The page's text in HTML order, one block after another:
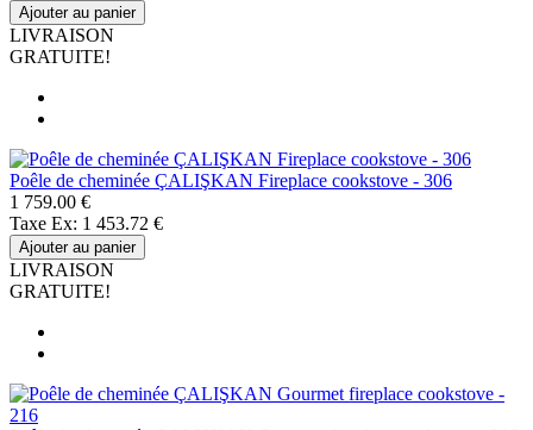
Ajouter au panier
LIVRAISON
GRATUITE!
Poêle de cheminée ÇALIŞKAN Fireplace cookstove - 306
1 759.00 €
Taxe Ex: 1 453.72 €
Ajouter au panier
LIVRAISON
GRATUITE!